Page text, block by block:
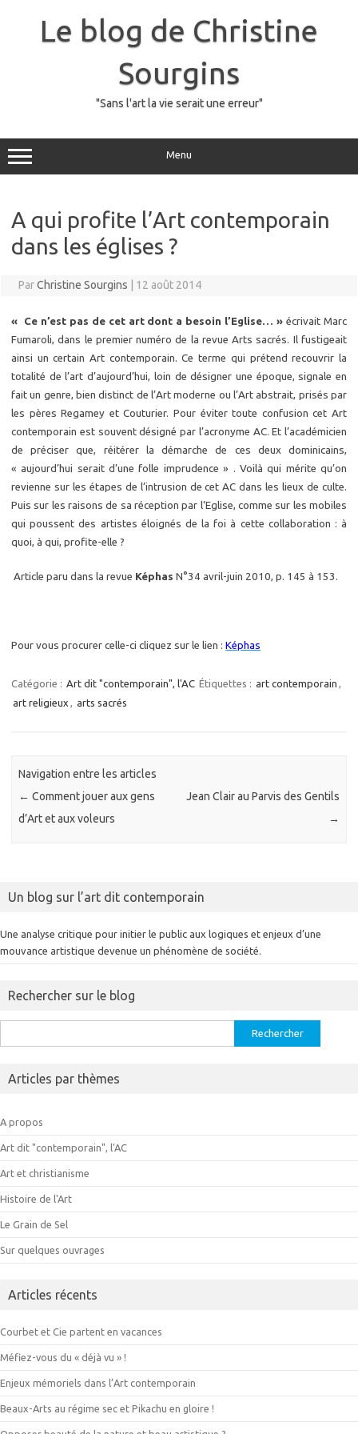
Le blog de Christine
Sourgins
"Sans l'art la vie serait une erreur"
Menu
A qui profite l’Art contemporain
dans les églises ?
ParChristine Sourgins 12 août 2014
« Ce n’est pas de cet art dont a besoin l’Eglise… » écrivait Marc
Fumaroli, dans le premier numéro de la revue Arts sacrés. Il fustigeait
ainsi un certain Art contemporain. Ce terme qui prétend recouvrir la
totalité de l’art d’aujourd’hui, loin de désigner une époque, signale en
fait un genre, bien distinct de l’Art moderne ou l’Art abstrait, prisés par
les pères Regamey et Couturier. Pour éviter toute confusion cet Art
contemporain est souvent désigné par l’acronyme AC. Et l’académicien
de préciser que, réitérer la démarche de ces deux dominicains,
« aujourd’hui serait d’une folle imprudence » . Voilà qui mérite qu’on
revienne sur les étapes de l’intrusion de cet AC dans les lieux de culte.
Puis sur les raisons de sa réception par l‘Eglise, comme sur les mobiles
qui poussent des artistes éloignés de la foi à cette collaboration : à
quoi, à qui, profite-elle ?
Article paru dans la revue Képhas N°34 avril-juin 2010, p. 145 à 153.
Pour vous procurer celle-ci cliquez sur le lien : Képhas
Catégorie : Art dit "contemporain", l'AC Étiquettes : art contemporain ,
art religieux , arts sacrés
Navigation entre les articles
← Comment jouer aux gens
d’Art et aux voleurs
Jean Clair au Parvis des Gentils
→
Un blog sur l’art dit contemporain
Une analyse critique pour initier le public aux logiques et enjeux d’une
mouvance artistique devenue un phénomène de société.
Rechercher sur le blog
Articles par thèmes
A propos
Art dit "contemporain", l'AC
Art et christianisme
Histoire de l'Art
Le Grain de Sel
Sur quelques ouvrages
Articles récents
Courbet et Cie partent en vacances
Méfiez-vous du « déjà vu » !
Enjeux mémoriels dans l’Art contemporain
Beaux-Arts au régime sec et Pikachu en gloire !